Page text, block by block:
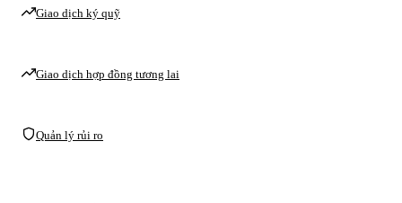
Giao dịch ký quỹ
Giao dịch hợp đồng tương lai
Quản lý rủi ro